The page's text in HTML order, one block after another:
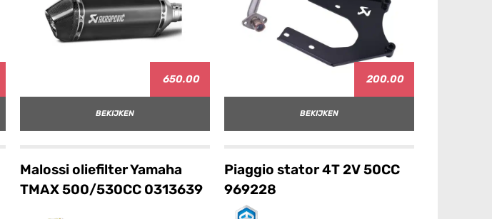
650.00
BEKIJKEN
200.00
BEKIJKEN
Malossi oliefilter Yamaha
TMAX 500/530CC 0313639
Piaggio stator 4T 2V 50CC
969228